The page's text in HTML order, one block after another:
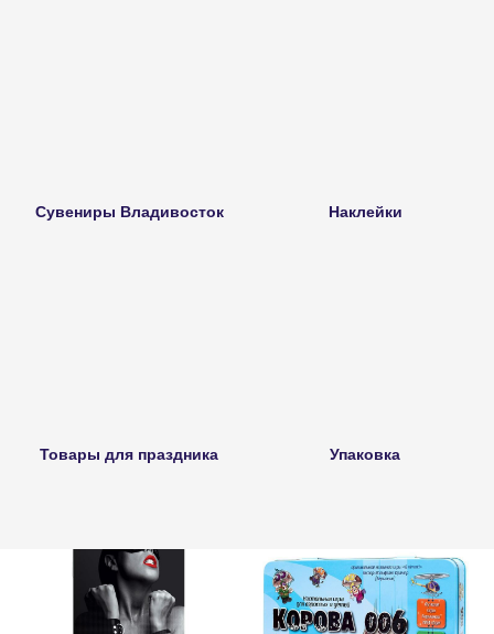
Сувениры Владивосток Наклейки
Товары для праздника Упаковка